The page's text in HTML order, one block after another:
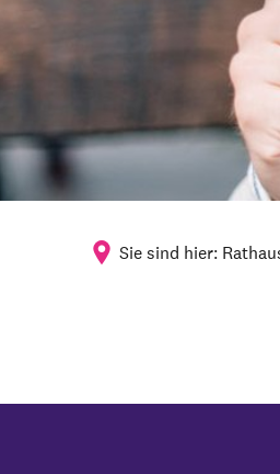
Sie sind hier: